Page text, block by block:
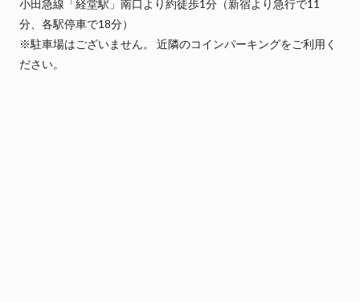
小田急線「経堂駅」南口より約徒歩1分（新宿より急行で11
分、各駅停車で18分）
※駐車場はございません。 近隣のコインパーキングをご利用く
ださい。